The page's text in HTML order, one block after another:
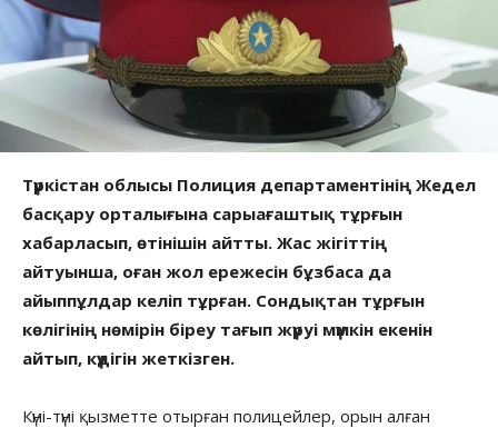
Түркістан облысы Полиция департаментінің Жедел
басқару орталығына сарыағаштық тұрғын
хабарласып, өтінішін айтты. Жас жігіттің
айтуынша, оған жол ережесін бұзбаса да
айыппұлдар келіп тұрған. Сондықтан тұрғын
көлігінің нөмірін біреу тағып жүруі мүмкін екенін
айтып, күдігін жеткізген.
Күні-түні қызметте отырған полицейлер, орын алған